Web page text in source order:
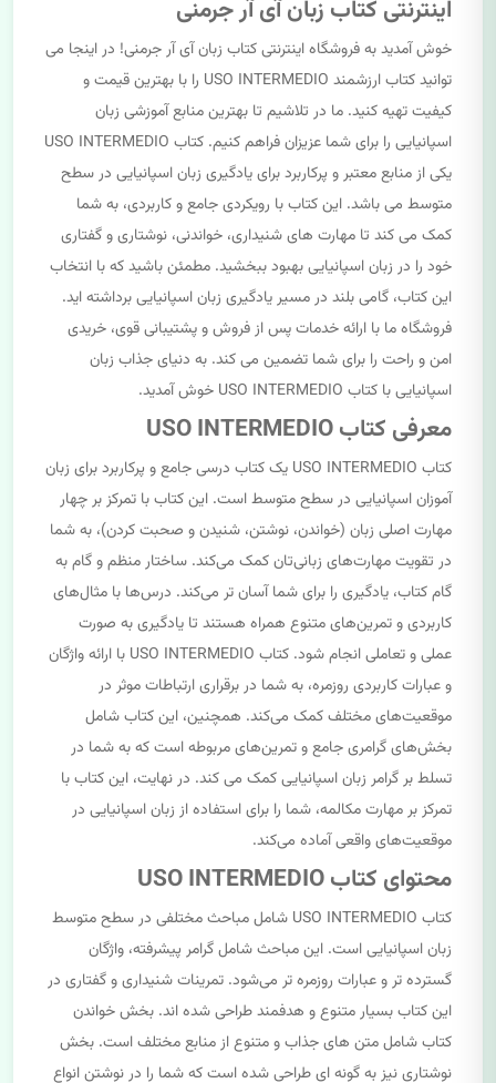
اینترنتی کتاب زبان آی آر جرمنی
خوش آمدید به فروشگاه اینترنتی کتاب زبان آی آر جرمنی! در اینجا می
توانید کتاب ارزشمند USO INTERMEDIO را با بهترین قیمت و
کیفیت تهیه کنید. ما در تلاشیم تا بهترین منابع آموزشی زبان
اسپانیایی را برای شما عزیزان فراهم کنیم. کتاب USO INTERMEDIO
یکی از منابع معتبر و پرکاربرد برای یادگیری زبان اسپانیایی در سطح
متوسط می باشد. این کتاب با رویکردی جامع و کاربردی، به شما
کمک می کند تا مهارت های شنیداری، خواندنی، نوشتاری و گفتاری
خود را در زبان اسپانیایی بهبود ببخشید. مطمئن باشید که با انتخاب
این کتاب، گامی بلند در مسیر یادگیری زبان اسپانیایی برداشته اید.
فروشگاه ما با ارائه خدمات پس از فروش و پشتیبانی قوی، خریدی
امن و راحت را برای شما تضمین می کند. به دنیای جذاب زبان
اسپانیایی با کتاب USO INTERMEDIO خوش آمدید.
معرفی کتاب USO INTERMEDIO
کتاب USO INTERMEDIO یک کتاب درسی جامع و پرکاربرد برای زبان
آموزان اسپانیایی در سطح متوسط است. این کتاب با تمرکز بر چهار
مهارت اصلی زبان (خواندن، نوشتن، شنیدن و صحبت کردن)، به شما
در تقویت مهارت‌های زبانی‌تان کمک می‌کند. ساختار منظم و گام به
گام کتاب، یادگیری را برای شما آسان تر می‌کند. درس‌ها با مثال‌های
کاربردی و تمرین‌های متنوع همراه هستند تا یادگیری به صورت
عملی و تعاملی انجام شود. کتاب USO INTERMEDIO با ارائه واژگان
و عبارات کاربردی روزمره، به شما در برقراری ارتباطات موثر در
موقعیت‌های مختلف کمک می‌کند. همچنین، این کتاب شامل
بخش‌های گرامری جامع و تمرین‌های مربوطه است که به شما در
تسلط بر گرامر زبان اسپانیایی کمک می کند. در نهایت، این کتاب با
تمرکز بر مهارت مکالمه، شما را برای استفاده از زبان اسپانیایی در
موقعیت‌های واقعی آماده می‌کند.
محتوای کتاب USO INTERMEDIO
کتاب USO INTERMEDIO شامل مباحث مختلفی در سطح متوسط
زبان اسپانیایی است. این مباحث شامل گرامر پیشرفته، واژگان
گسترده تر و عبارات روزمره تر می‌شود. تمرینات شنیداری و گفتاری در
این کتاب بسیار متنوع و هدفمند طراحی شده اند. بخش خواندن
کتاب شامل متن های جذاب و متنوع از منابع مختلف است. بخش
نوشتاری نیز به گونه ای طراحی شده است که شما را در نوشتن انواع